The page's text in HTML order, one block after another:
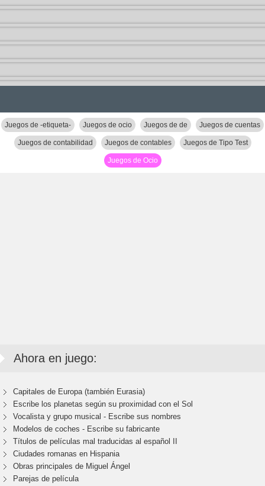
Juegos de -etiqueta- Juegos de ocio Juegos de de Juegos de cuentas
Juegos de contabilidad Juegos de contables Juegos de Tipo Test
Juegos de Ocio
Ahora en juego:
Capitales de Europa (también Eurasia)
Escribe los planetas según su proximidad con el Sol
Vocalista y grupo musical - Escribe sus nombres
Modelos de coches - Escribe su fabricante
Títulos de películas mal traducidas al español II
Ciudades romanas en Hispania
Obras principales de Miguel Ángel
Parejas de película